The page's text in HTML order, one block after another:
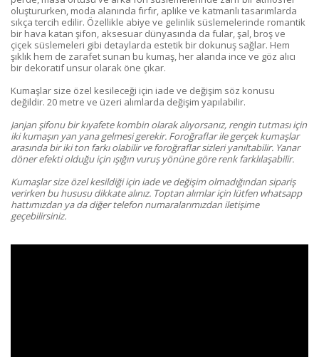
oluştururken, moda alanında fırfır, aplike ve katmanlı tasarımlarda
sıkça tercih edilir. Özellikle abiye ve gelinlik süslemelerinde romantik
bir hava katan şifon, aksesuar dünyasında da fular, şal, broş ve
çiçek süslemeleri gibi detaylarda estetik bir dokunuş sağlar. Hem
şıklık hem de zarafet sunan bu kumaş, her alanda ince ve göz alıcı
bir dekoratif unsur olarak öne çıkar.
Kumaşlar size özel kesileceği için iade ve değişim söz konusu
değildir. 20 metre ve üzeri alımlarda değişim yapılabilir.
Janjan şifonu bir kıyafete kombin olarak alıyorsanız, rengin tutması için
iki kumaşın yan yana gelmesi gerekir. Foroğraflar ile gerçek kumaşlar
arasında bir iki ton farkı olabilir ve foroğraflar sizleri yanıltabilir. Yanar
döner efekti olduğu için ışığın vuruş yönüne göre renk farklılaşabilir.
Kumaşlar size özel kesildiği için iade ve değişim olmadığından sipariş
verirken bu hususu dikkate alınız. Toptan alımlar için lütfen whatsapp
hattımızdan ya da diğer telefon numaralarımızdan iletişime
geçebilirsiniz.